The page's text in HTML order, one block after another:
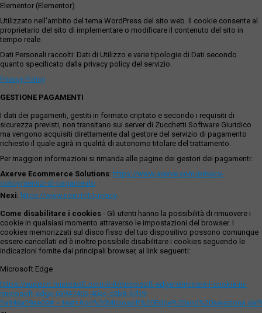
19/12/2024, risulta che, dalle visure effettuate, nel Piano
Regolatore Generale vigente approvato del Comune di Roma i
predetti immobili, con l’approssimazione dovuta alla lettura
delle tavole urbanistiche, ricadono in: Elaborati prescrittivi: 1.
Sistemi e Regole: Sistema ambientale, Agro Romano: Aree
agricole (artt. 68, 74 N.T.A.). 2. Rete Ecologica: Nessuna
prescrizione. Elaborati gestionali: 3. G1. Carta per la Qualità:
N.T.A. sull’immobile non risultano individuati elementi articolati
Nessuna indicazione. Si precisa che, ai sensi del comma 1,
art. 10 della Legge Quadro n. 353 del 21.11.2000 in materia di
incendi boschivi, il compendio non risulta tra gli elenchi
definitivi dei soprassuoli già percorsi dal fuoco. Si precisa,
altresì, che gli immobili non risultano censiti negli allegati
relativi alla “Attestazione di esistenza gravami usi civici” del
23.01.2008, resa in sede di approvazione del Piano
Regolatore Generale (D.C.C. n.18/2008). La visura al Piano
Territoriale Paesistico del Lazio ha individuato il compendio,
con l’approssimazione dovuta alla lettura delle tavole
urbanistiche, come segue: tavola A Paesaggio Agrario di
Rilevante Valore. L’Esperto rileva che l’intestazione catastale
non risulta aggiornata. L'aggiudicatario dovrà provvedere a
proprio carico, cura e spese all’aggiornamento catastale.
L’Esperto, sulla base di quanto rilevato in sede del
sopralluogo, rappresenta che i beni oggetto di pignoramento
non godono di accesso diretto alla/dalla pubblica via e
risultano essere circondati da fondi estranei alla presente
Elementor (Elementor)
Utilizzato nell'ambito del tema WordPress del sito web. Il cookie consente al
proprietario del sito di implementare o modificare il contenuto del sito in
tempo reale.
Dati Personali raccolti: Dati di Utilizzo e varie tipologie di Dati secondo
quanto specificato dalla privacy policy del servizio.
Privacy Policy
GESTIONE PAGAMENTI
I dati dei pagamenti, gestiti in formato criptato e secondo i requisiti di
sicurezza previsti, non transitano sui server di Zucchetti Software Giuridico
ma vengono acquisiti direttamente dal gestore del servizio di pagamento
richiesto il quale agirà in qualità di autonomo titolare del trattamento.
Per maggiori informazioni si rimanda alle pagine dei gestori dei pagamenti:
Axerve Ecommerce Solutions: https://www.axerve.com/privacy-
policy/servizi-di-pagamento
Nexi: https://www.nexi.it/it/privacy
Come disabilitare i cookies - Gli utenti hanno la possibilità di rimuovere i
cookie in qualsiasi momento attraverso le impostazioni del browser. I
cookies memorizzati sul disco fisso del tuo dispositivo possono comunque
essere cancellati ed è inoltre possibile disabilitare i cookies seguendo le
indicazioni fornite dai principali browser, ai link seguenti:
Microsoft Edge
https://support.microsoft.com/it-it/microsoft-edge/eliminare-i-cookie-in-
microsoft-edge-63947406-40ac-c3b8-57b9-